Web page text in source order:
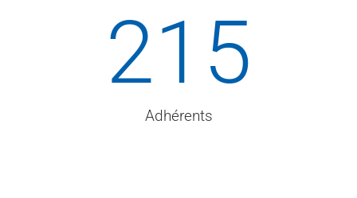
Adhérents
215